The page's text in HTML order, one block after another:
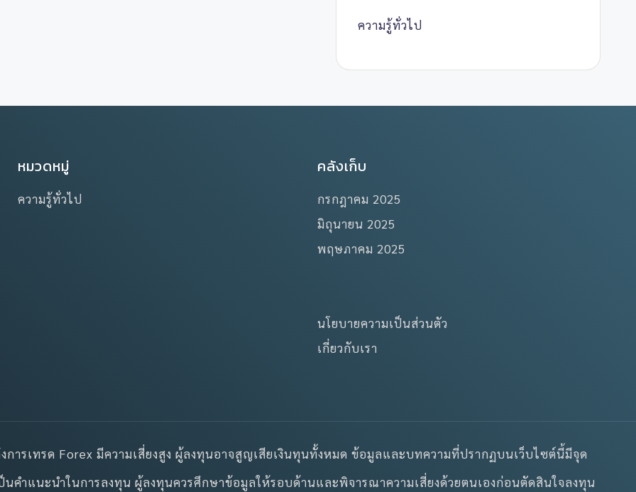
ความรู้ทั่วไป
หมวดหมู่
ความรู้ทั่วไป
คลังเก็บ
กรกฎาคม 2025
มิถุนายน 2025
พฤษภาคม 2025
นโยบายความเป็นส่วนตัว
เกี่ยวกับเรา
งการเทรด Forex มีความเสี่ยงสูง ผู้ลงทุนอาจสูญเสียเงินทุนทั้งหมด ข้อมูลและบทความที่ปรากฏบนเว็บไซต์นี้มีจุด
คำแนะนำในการลงทุน ผู้ลงทุนควรศึกษาข้อมูลให้รอบด้านและพิจารณาความเสี่ยงด้วยตนเองก่อนตัดสินใจลงทุน